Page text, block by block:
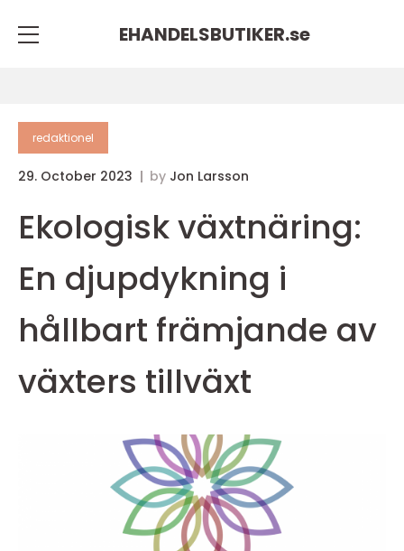
EHANDELSBUTIKER.se
redaktionel
29. October 2023 by Jon Larsson
Ekologisk växtnäring:
En djupdykning i
hållbart främjande av
växters tillväxt